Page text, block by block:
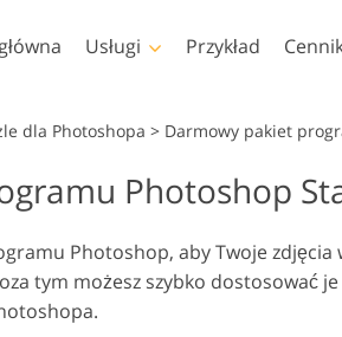
Usługi
Usługi
Przykład
Photoshop
Photoshopa
Photoshopa
Photoshopa
Akcje Całe kolekcje
Szablony
Kartki
Zaproszenia
dla Photoshopa > Darmowy pakiet
Photoshop
Photoshop, aby Twoje zdjęcia
tym możesz szybko dostosować